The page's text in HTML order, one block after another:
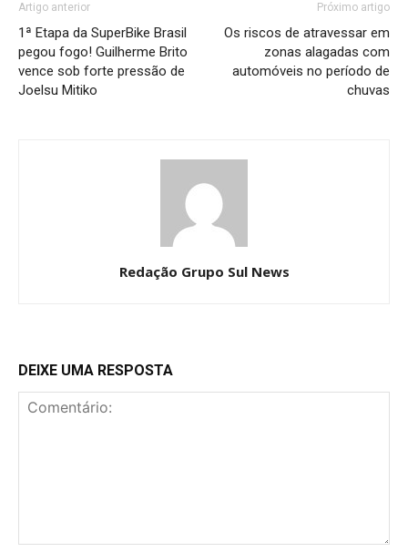
Artigo anterior
1ª Etapa da SuperBike Brasil
pegou fogo! Guilherme Brito
vence sob forte pressão de
Joelsu Mitiko
Próximo artigo
Os riscos de atravessar em
zonas alagadas com
automóveis no período de
chuvas
Redação Grupo Sul News
DEIXE UMA RESPOSTA